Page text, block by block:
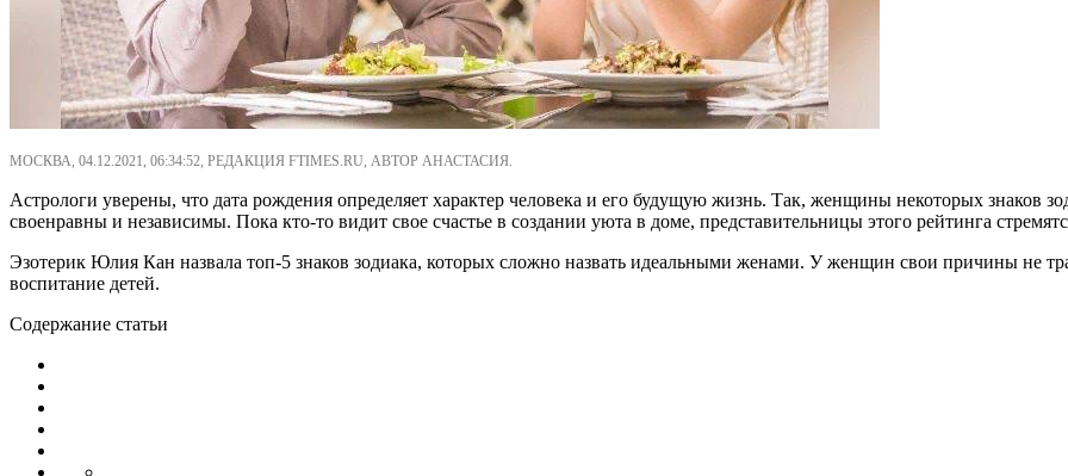
МОСКВА, 04.12.2021, 06:34:52, РЕДАКЦИЯ FTIMES.RU, АВТОР АНАСТАСИЯ.
Астрологи уверены, что дата рождения определяет характер человека и его будущую жизнь. Так, женщины некоторых знаков
своенравны и независимы. Пока кто-то видит свое счастье в создании уюта в доме, представительницы этого рейтинга
Эзотерик Юлия Кан назвала топ-5 знаков зодиака, которых сложно назвать идеальными женами. У женщин свои причины не
воспитание детей.
Содержание статьи